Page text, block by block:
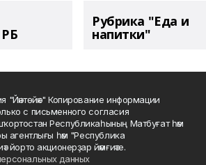
Рубрика "Еда и
напитки"
Копирование информации
с письменного согласия
Республикаһының Матбуғат һәм
агентлығы һәм "Республика
йорто акционерҙар йәмғиәте.
данных